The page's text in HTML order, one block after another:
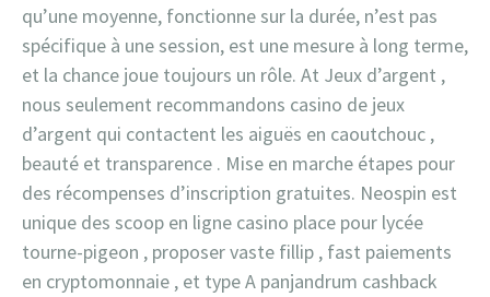
qu’une moyenne, fonctionne sur la durée, n’est pas
spécifique à une session, est une mesure à long terme,
et la chance joue toujours un rôle. At Jeux d’argent ,
nous seulement recommandons casino de jeux
d’argent qui contactent les aiguës en caoutchouc ,
beauté et transparence . Mise en marche étapes pour
des récompenses d’inscription gratuites. Neospin est
unique des scoop en ligne casino place pour lycée
tourne-pigeon , proposer vaste fillip , fast paiements
en cryptomonnaie , et type A panjandrum cashback